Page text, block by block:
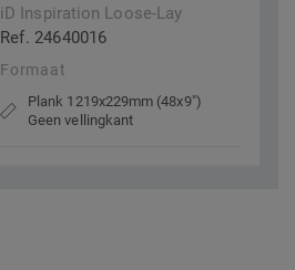
iD Inspiration Loose-Lay
Ref. 24640016
Formaat
Plank 1219x229mm (48x9")
Geen vellingkant